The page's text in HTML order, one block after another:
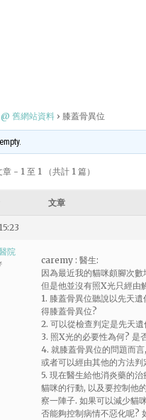
@ 舊網站資料 › 膝蓋骨異位
- 1 至 1 （共計 1 篇）
文章
院
caremy : 醫生:
因為最近我的貓咪頗腳次
但是他並沒有照X光只經由
1. 膝蓋骨異位聽說以先天
得膝蓋骨異位?
2. 可以從檢查判定是先天
3. 照X光的必要性為何? 是
4. 就膝蓋骨異位的問題而
或者可以經由其他的方法判
5. 現在醫生給他消炎藥的
貓咪的行動, 以及要控制他
察一陣子. 如果可以減少貓
否能夠控制病情不惡化呢?